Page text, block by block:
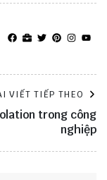
VIẾT TIẾP THEO
trong công
nghiệp